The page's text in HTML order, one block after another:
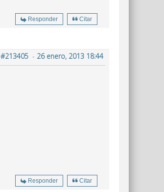
Responder Citar
#213405 - 26 enero, 2013 18:44
Responder Citar